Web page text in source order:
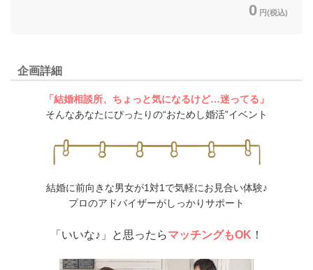
0 円(税込)
企画詳細
「結婚相談所、ちょっと気になるけど…迷ってる」
そんなあなたにぴったりの“おためし婚活”イベント
結婚に前向きな男女が1対1で気軽にお見合い体験♪
プロのアドバイザーがしっかりサポート
「いいな♪」と思ったらマッチングもOK ！